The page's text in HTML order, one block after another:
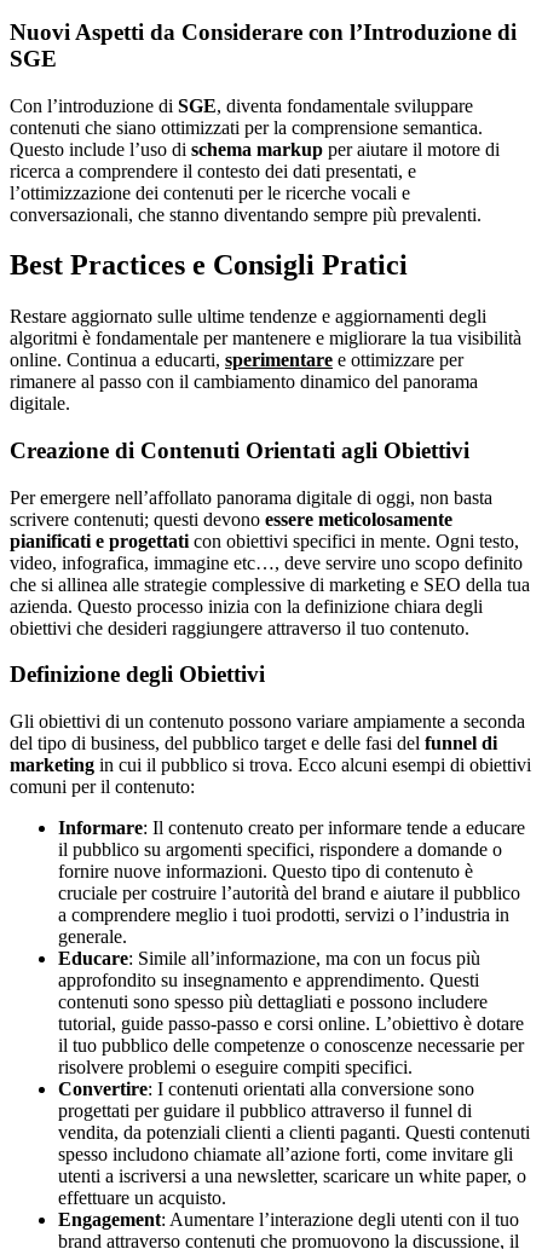
Nuovi Aspetti da Considerare con l’Introduzione di
SGE
Con l’introduzione di SGE, diventa fondamentale sviluppare
contenuti che siano ottimizzati per la comprensione semantica.
Questo include l’uso di schema markup per aiutare il motore di
ricerca a comprendere il contesto dei dati presentati, e
l’ottimizzazione dei contenuti per le ricerche vocali e
conversazionali, che stanno diventando sempre più prevalenti.
Best Practices e Consigli Pratici
Restare aggiornato sulle ultime tendenze e aggiornamenti degli
algoritmi è fondamentale per mantenere e migliorare la tua visibilità
online. Continua a educarti, sperimentare e ottimizzare per
rimanere al passo con il cambiamento dinamico del panorama
digitale.
Creazione di Contenuti Orientati agli Obiettivi
Per emergere nell’affollato panorama digitale di oggi, non basta
scrivere contenuti; questi devono essere meticolosamente
pianificati e progettati con obiettivi specifici in mente. Ogni testo,
video, infografica, immagine etc…, deve servire uno scopo definito
che si allinea alle strategie complessive di marketing e SEO della tua
azienda. Questo processo inizia con la definizione chiara degli
obiettivi che desideri raggiungere attraverso il tuo contenuto.
Definizione degli Obiettivi
Gli obiettivi di un contenuto possono variare ampiamente a seconda
del tipo di business, del pubblico target e delle fasi del funnel di
marketing in cui il pubblico si trova. Ecco alcuni esempi di obiettivi
comuni per il contenuto:
Informare: Il contenuto creato per informare tende a educare
il pubblico su argomenti specifici, rispondere a domande o
fornire nuove informazioni. Questo tipo di contenuto è
cruciale per costruire l’autorità del brand e aiutare il pubblico
a comprendere meglio i tuoi prodotti, servizi o l’industria in
generale.
Educare: Simile all’informazione, ma con un focus più
approfondito su insegnamento e apprendimento. Questi
contenuti sono spesso più dettagliati e possono includere
tutorial, guide passo-passo e corsi online. L’obiettivo è dotare
il tuo pubblico delle competenze o conoscenze necessarie per
risolvere problemi o eseguire compiti specifici.
Convertire: I contenuti orientati alla conversione sono
progettati per guidare il pubblico attraverso il funnel di
vendita, da potenziali clienti a clienti paganti. Questi contenuti
spesso includono chiamate all’azione forti, come invitare gli
utenti a iscriversi a una newsletter, scaricare un white paper, o
effettuare un acquisto.
Engagement: Aumentare l’interazione degli utenti con il tuo
brand attraverso contenuti che promuovono la discussione, il